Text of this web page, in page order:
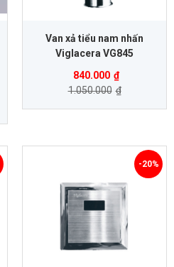
Van xả tiểu nam nhấn
Viglacera VG845
840.000 ₫
1.050.000 ₫
-20%